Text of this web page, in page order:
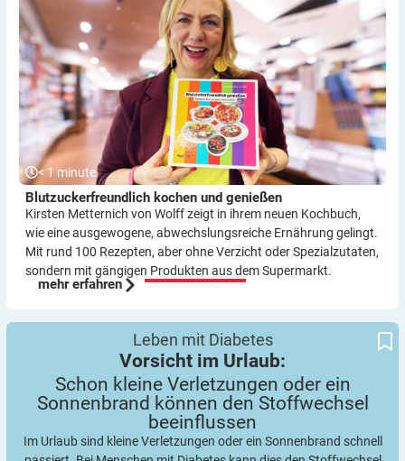
< 1 minute
Blutzuckerfreundlich kochen und genießen
Kirsten Metternich von Wolff zeigt in ihrem neuen Kochbuch,
wie eine ausge­wogene, abwechslungsreiche Ernährung gelingt.
Mit rund 100 Rezepten, aber ohne Verzicht oder Spezialzutaten,
sondern mit gängigen Produkten aus dem Supermarkt.
mehr erfahren
Stoffwechsel beeinflussen
Leben mit Diabetes
Vorsicht im Urlaub:
Schon kleine Verletzungen oder ein
Sonnenbrand können den Stoffwechsel
beeinflussen
Im Urlaub sind kleine Verletzungen oder ein Sonnenbrand schnell